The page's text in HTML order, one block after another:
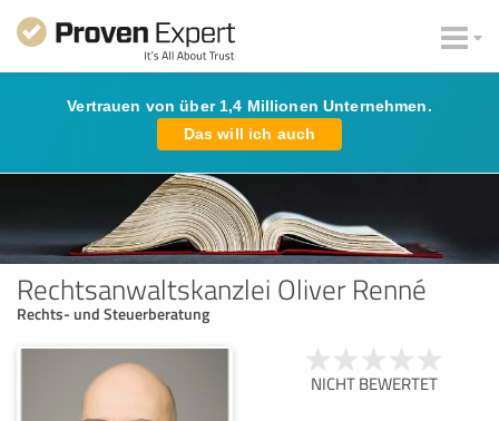
Vertrauen von über 1,4 Millionen Unternehmen.
Das will ich auch
Rechtsanwaltskanzlei Oliver Renné
Rechts- und Steuerberatung
NICHT BEWERTET